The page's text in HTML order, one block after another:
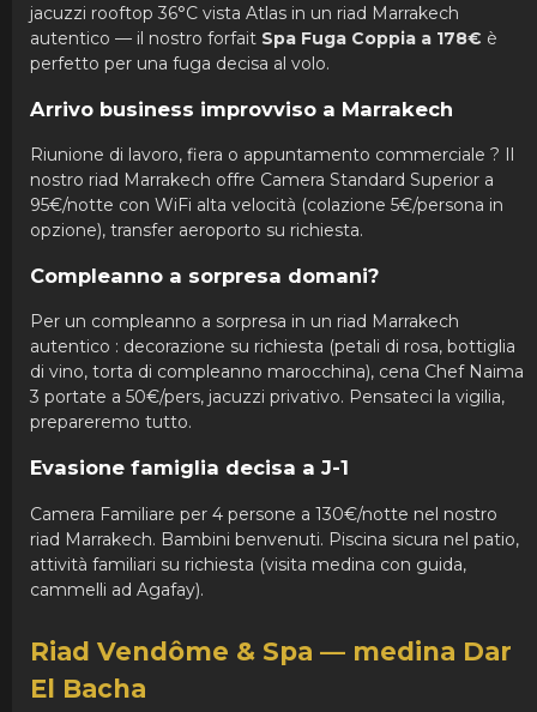
jacuzzi rooftop 36°C vista Atlas in un riad Marrakech
autentico — il nostro forfait Spa Fuga Coppia a 178€ è
perfetto per una fuga decisa al volo.
Arrivo business improvviso a Marrakech
Riunione di lavoro, fiera o appuntamento commerciale ? Il
nostro riad Marrakech offre Camera Standard Superior a
95€/notte con WiFi alta velocità (colazione 5€/persona in
opzione), transfer aeroporto su richiesta.
Compleanno a sorpresa domani?
Per un compleanno a sorpresa in un riad Marrakech
autentico : decorazione su richiesta (petali di rosa, bottiglia
di vino, torta di compleanno marocchina), cena Chef Naima
3 portate a 50€/pers, jacuzzi privativo. Pensateci la vigilia,
prepareremo tutto.
Evasione famiglia decisa a J-1
Camera Familiare per 4 persone a 130€/notte nel nostro
riad Marrakech. Bambini benvenuti. Piscina sicura nel patio,
attività familiari su richiesta (visita medina con guida,
cammelli ad Agafay).
Riad Vendôme & Spa — medina Dar
El Bacha